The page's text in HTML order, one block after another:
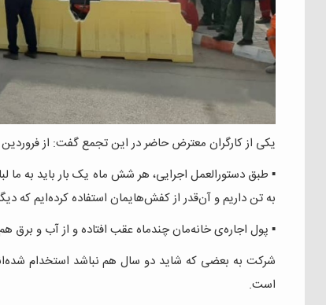
یکی از کارگران معترض حاضر در این تجمع گفت: از
به تن داریم و آن‌قدر از کفش‌هایمان استفاده کرده‌ایم که
▪️ پول اجاره‌ی خانه‌مان چندماه عقب افتاده و از آب و
است.